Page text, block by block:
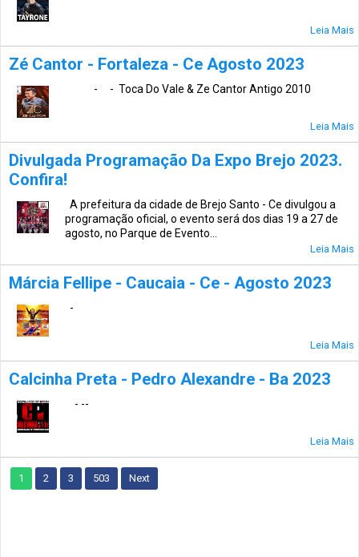
Leia Mais
Zé Cantor - Fortaleza - Ce Agosto 2023
- - Toca Do Vale & Ze Cantor Antigo 2010
Leia Mais
Divulgada Programação Da Expo Brejo 2023.
Confira!
A prefeitura da cidade de Brejo Santo - Ce divulgou a
programação oficial, o evento será dos dias 19 a 27 de
agosto, no Parque de Evento...
Leia Mais
Márcia Fellipe - Caucaia - Ce - Agosto 2023
-
Leia Mais
Calcinha Preta - Pedro Alexandre - Ba 2023
- --
Leia Mais
1 2 3 503 Next